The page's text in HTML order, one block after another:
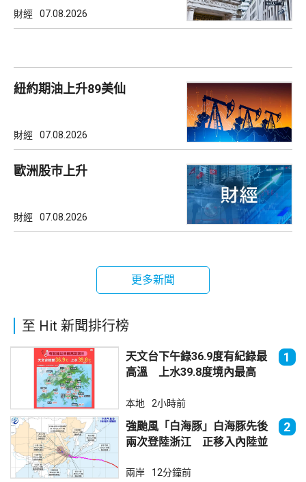
財經 07.08.2026
紐約期油上升89美仙
財經 07.08.2026
歐洲股巿上升
財經 07.08.2026
更多新聞
至 Hit 新聞排行榜
天文台下午錄36.9度有紀錄最
高溫 上水39.8度境內最高
1
本地 2小時前
強颱風「白海豚」白海豚先後
兩次登陸浙江 正移入內陸並
2
兩岸 12分鐘前